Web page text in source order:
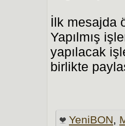
İlk mesajda
Yapılmış
yapılacak
birlikte
YeniBON,